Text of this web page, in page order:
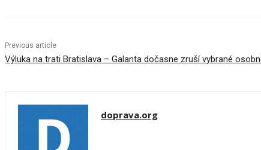
Previous article
Výluka na trati Bratislava – Galanta dočasne zruší vybrané
doprava.org